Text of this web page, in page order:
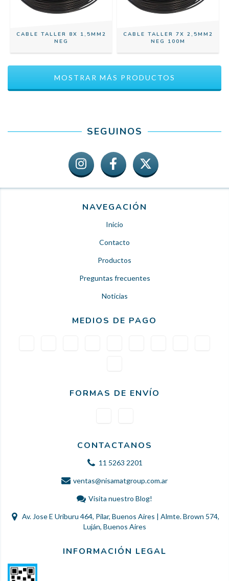
CABLE TALLER 8X 1,5MM2
NEG
CABLE TALLER 7X 2,5MM2
NEG 100M
MOSTRAR MÁS PRODUCTOS
SEGUINOS
NAVEGACIÓN
Inicio
Contacto
Productos
Preguntas frecuentes
Noticias
MEDIOS DE PAGO
FORMAS DE ENVÍO
CONTACTANOS
11 5263 2201
ventas@nisamatgroup.com.ar
Visita nuestro Blog!
Av. Jose E Uriburu 464, Pilar, Buenos Aires | Almte. Brown 574,
Luján, Buenos Aires
INFORMACIÓN LEGAL